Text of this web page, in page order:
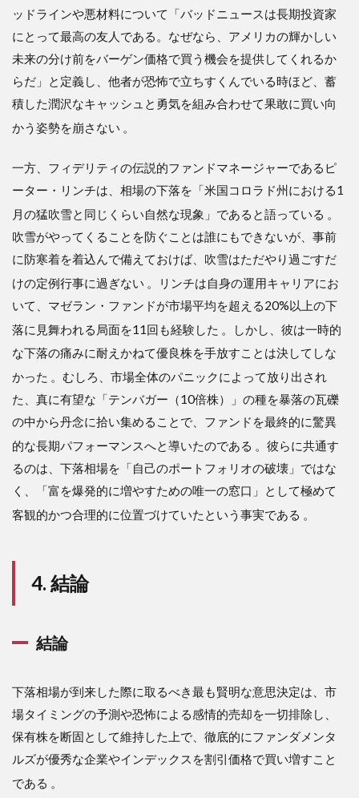
ッドラインや悪材料について「バッドニュースは長期投資家
にとって最高の友人である。なぜなら、アメリカの輝かしい
未来の分け前をバーゲン価格で買う機会を提供してくれるか
らだ」と定義し、他者が恐怖で立ちすくんでいる時ほど、蓄
積した潤沢なキャッシュと勇気を組み合わせて果敢に買い向
かう姿勢を崩さない 。
一方、フィデリティの伝説的ファンドマネージャーであるピ
ーター・リンチは、相場の下落を「米国コロラド州における1
月の猛吹雪と同じくらい自然な現象」であると語っている 。
吹雪がやってくることを防ぐことは誰にもできないが、事前
に防寒着を着込んで備えておけば、吹雪はただやり過ごすだ
けの定例行事に過ぎない 。リンチは自身の運用キャリアにお
いて、マゼラン・ファンドが市場平均を超える20%以上の下
落に見舞われる局面を11回も経験した 。しかし、彼は一時的
な下落の痛みに耐えかねて優良株を手放すことは決してしな
かった 。むしろ、市場全体のパニックによって放り出され
た、真に有望な「テンバガー（10倍株）」の種を暴落の瓦礫
の中から丹念に拾い集めることで、ファンドを最終的に驚異
的な長期パフォーマンスへと導いたのである 。彼らに共通す
るのは、下落相場を「自己のポートフォリオの破壊」ではな
く、「富を爆発的に増やすための唯一の窓口」として極めて
客観的かつ合理的に位置づけていたという事実である 。
4. 結論
結論
下落相場が到来した際に取るべき最も賢明な意思決定は、市
場タイミングの予測や恐怖による感情的売却を一切排除し、
保有株を断固として維持した上で、徹底的にファンダメンタ
ルズが優秀な企業やインデックスを割引価格で買い増すこと
である 。